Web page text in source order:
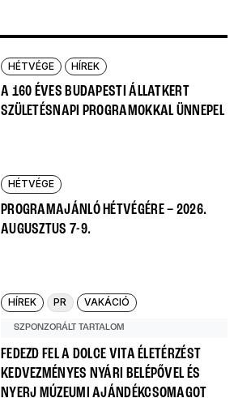
HÉTVÉGE HÍREK
A 160 ÉVES BUDAPESTI ÁLLATKERT
SZÜLETÉSNAPI PROGRAMOKKAL ÜNNEPEL
HÉTVÉGE
PROGRAMAJÁNLÓ HÉTVÉGÉRE – 2026.
AUGUSZTUS 7-9.
HÍREK PR VAKÁCIÓ
SZPONZORÁLT TARTALOM
FEDEZD FEL A DOLCE VITA ÉLETÉRZÉST
KEDVEZMÉNYES NYÁRI BELÉPŐVEL ÉS
NYERJ MÚZEUMI AJÁNDÉKCSOMAGOT